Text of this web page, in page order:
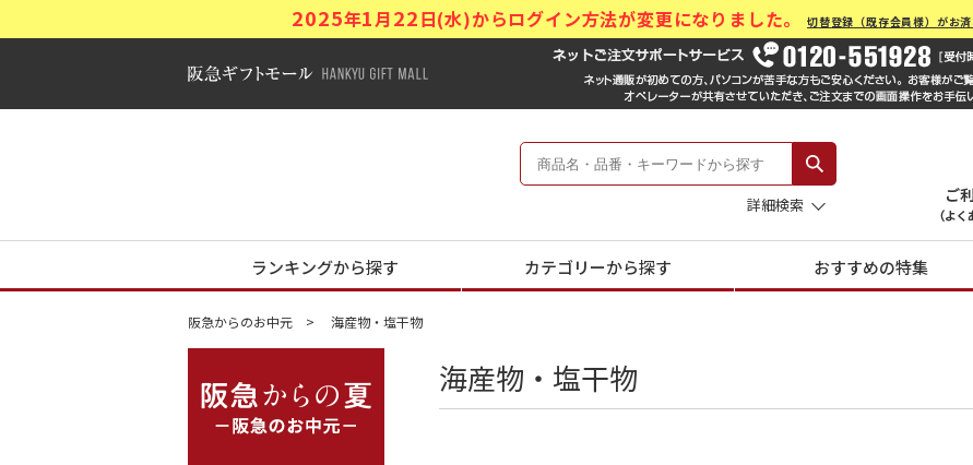
2025年1月22日(水)からログイン方法が変更になりました。切替登録（既存会員様）がお
阪急ギフトモール Hankyu Gift Mall
阪急からの夏 -阪急のお中元-
詳細検索
ランキングから探す カテゴリーから探す おすすめの特集
阪急からのお中元 海産物・塩干物
海産物・塩干物